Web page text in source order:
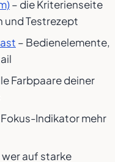
– die Kriterienseite
Testrezept
– Bedienelemente,
Farbpaare deiner
Indikator mehr
wer auf starke